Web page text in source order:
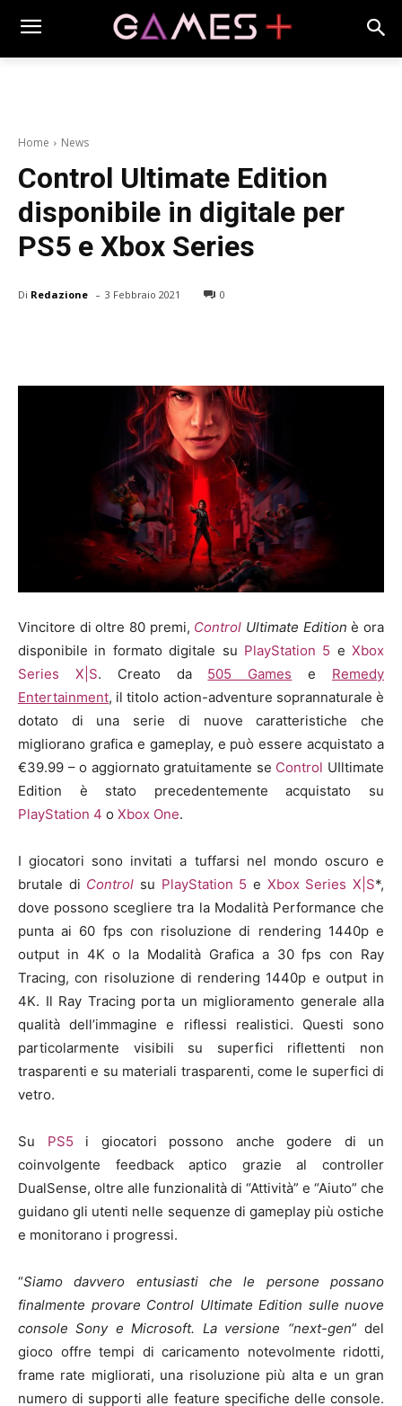
Home News
Control Ultimate Edition
disponibile in digitale per
PS5 e Xbox Series
Di Redazione - 3 Febbraio 2021 0
Vincitore di oltre 80 premi, Control Ultimate Edition è ora
disponibile in formato digitale su PlayStation 5 e Xbox
Series X|S. Creato da 505 Games e Remedy
Entertainment, il titolo action-adventure soprannaturale è
dotato di una serie di nuove caratteristiche che
migliorano grafica e gameplay, e può essere acquistato a
€39.99 – o aggiornato gratuitamente se Control UIltimate
Edition è stato precedentemente acquistato su
PlayStation 4 o Xbox One.
I giocatori sono invitati a tuffarsi nel mondo oscuro e
brutale di Control su PlayStation 5 e Xbox Series X|S*,
dove possono scegliere tra la Modalità Performance che
punta ai 60 fps con risoluzione di rendering 1440p e
output in 4K o la Modalità Grafica a 30 fps con Ray
Tracing, con risoluzione di rendering 1440p e output in
4K. Il Ray Tracing porta un miglioramento generale alla
qualità dell’immagine e riflessi realistici. Questi sono
particolarmente visibili su superfici riflettenti non
trasparenti e su materiali trasparenti, come le superfici di
vetro.
Su PS5 i giocatori possono anche godere di un
coinvolgente feedback aptico grazie al controller
DualSense, oltre alle funzionalità di “Attività” e “Aiuto” che
guidano gli utenti nelle sequenze di gameplay più ostiche
e monitorano i progressi.
“Siamo davvero entusiasti che le persone possano
finalmente provare Control Ultimate Edition sulle nuove
console Sony e Microsoft. La versione “next-gen” del
gioco offre tempi di caricamento notevolmente ridotti,
frame rate migliorati, una risoluzione più alta e un gran
numero di supporti alle feature specifiche delle console.